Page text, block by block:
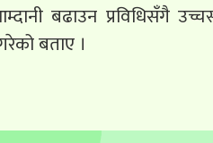
बढाउन प्रविधिसँगै
बताए ।